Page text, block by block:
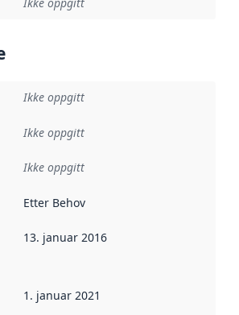
Ikke oppgitt
Ikke oppgitt
:
Ikke oppgitt
Ikke oppgitt
:
Etter Behov
datoen sier når dataene i dette
13. januar 2016
1. januar 2021